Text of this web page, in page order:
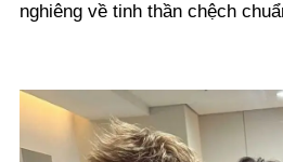
nghiêng về tinh thần chệch